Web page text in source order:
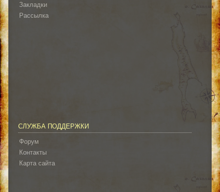
Закладки
Рассылка
СЛУЖБА ПОДДЕРЖКИ
Форум
Контакты
Карта сайта